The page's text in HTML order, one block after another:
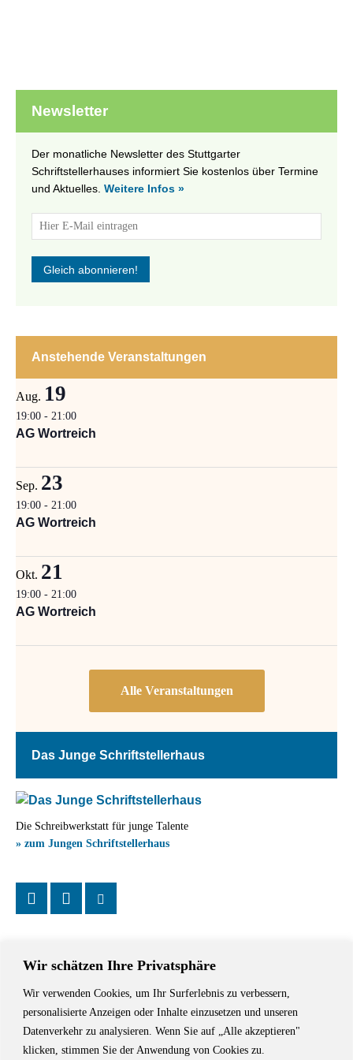
Wir schätzen Ihre Privatsphäre
Wir verwenden Cookies, um Ihr Surferlebnis zu verbessern,
personalisierte Anzeigen oder Inhalte einzusetzen und unseren
Datenverkehr zu analysieren. Wenn Sie auf „Alle akzeptieren"
klicken, stimmen Sie der Anwendung von Cookies zu.
Newsletter
Der monatliche Newsletter des Stuttgarter
Schriftstellerhauses informiert Sie kostenlos über Termine
und Aktuelles. Weitere Infos »
Anstehende Veranstaltungen
Aug. 19
19:00 - 21:00
AG Wortreich
Sep. 23
19:00 - 21:00
AG Wortreich
Okt. 21
19:00 - 21:00
AG Wortreich
Das Junge Schriftstellerhaus
Die Schreibwerkstatt für junge Talente
» zum Jungen Schriftstellerhaus
Das Schriftstellerhaus ist ein beliebter Treffpunkt für Autorinnen und
Autoren aus Stuttgart und der Region sowie ein Veranstaltungsort für
Lesungen, Tagungen und Schreibwerkstätten.